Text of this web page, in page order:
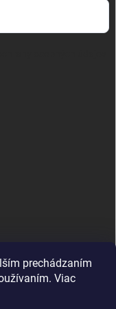
prechádzaním
Viac